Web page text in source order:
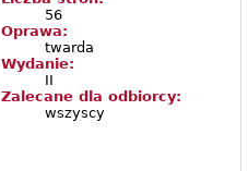
56
Oprawa:
twarda
Wydanie:
II
Zalecane dla odbiorcy:
wszyscy